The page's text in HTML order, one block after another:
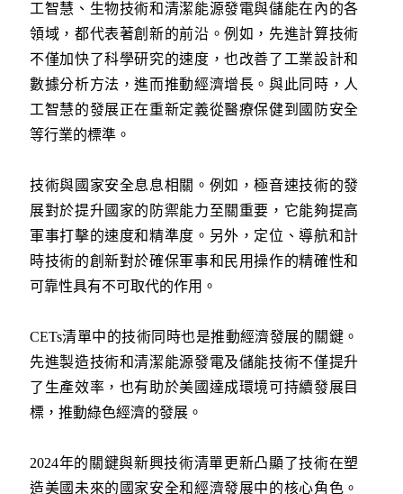
工智慧、生物技術和清潔能源發電與儲能在內的各
領域，都代表著創新的前沿。例如，先進計算技術
不僅加快了科學研究的速度，也改善了工業設計和
數據分析方法，進而推動經濟增長。與此同時，人
工智慧的發展正在重新定義從醫療保健到國防安全
等行業的標準。
技術與國家安全息息相關。例如，極音速技術的發
展對於提升國家的防禦能力至關重要，它能夠提高
軍事打擊的速度和精準度。另外，定位、導航和計
時技術的創新對於確保軍事和民用操作的精確性和
可靠性具有不可取代的作用。
CETs清單中的技術同時也是推動經濟發展的關鍵。
先進製造技術和清潔能源發電及儲能技術不僅提升
了生產效率，也有助於美國達成環境可持續發展目
標，推動綠色經濟的發展。
2024年的關鍵與新興技術清單更新凸顯了技術在塑
造美國未來的國家安全和經濟發展中的核心角色。